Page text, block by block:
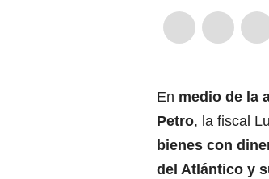
En medio de la
Petro, la fiscal
bienes con
del Atlántico y